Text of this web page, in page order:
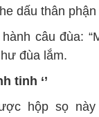
dấu thân phận
câu đùa:
đùa lắm.
tinh ‘’
hộp sọ này